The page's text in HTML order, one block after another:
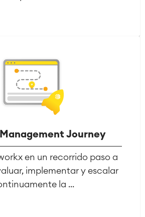
Journey
en un recorrido paso a
implementar y escalar
la ...